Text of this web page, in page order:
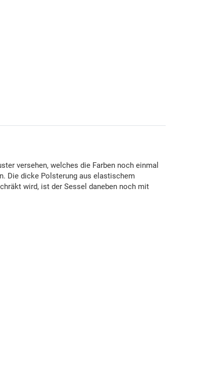
versehen, welches die Farben noch einmal
Die dicke Polsterung aus elastischem
wird, ist der Sessel daneben noch mit